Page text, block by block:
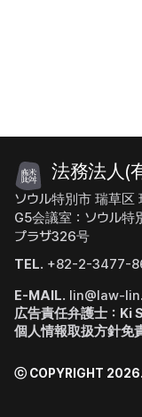
法務法人(
ソウル特別市 瑞草区
G5会議室：ソウル
プラザ326号
TEL. +82-2-3477-
E-MAIL. lin@law-
広告責任弁護士：Ki
個人情報取扱方針免
ⓒ COPYRIGHT